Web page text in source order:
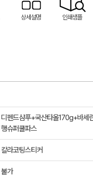
상세설명 인쇄샘플
디펜드샴푸+국산타올170g+바세
행슈퍼쿨파스
칼라코팅스티커
불가